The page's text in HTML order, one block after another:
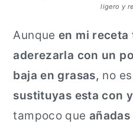
ligero y
Aunqueen mi
aderezarla con un
baja en grasas, no
sustituyas esta con
tampoco que